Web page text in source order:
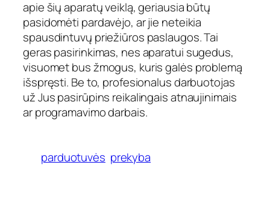
apie šių aparatų veiklą, geriausia būtų
pasidomėti pardavėjo, ar jie neteikia
spausdintuvų priežiūros paslaugos. Tai
geras pasirinkimas, nes aparatui sugedus,
visuomet bus žmogus, kuris galės problemą
išspręsti. Be to, profesionalus darbuotojas
už Jus pasirūpins reikalingais atnaujinimais
ar programavimo darbais.
parduotuvės prekyba